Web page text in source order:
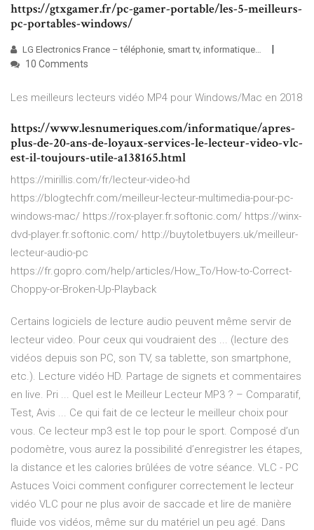
https://gtxgamer.fr/pc-gamer-portable/les-5-meilleurs-
pc-portables-windows/
LG Electronics France – téléphonie, smart tv, informatique…
10 Comments
Les meilleurs lecteurs vidéo MP4 pour Windows/Mac en 2018
https://www.lesnumeriques.com/informatique/apres-
plus-de-20-ans-de-loyaux-services-le-lecteur-video-vlc-
est-il-toujours-utile-a138165.html
https://mirillis.com/fr/lecteur-video-hd
https://blogtechfr.com/meilleur-lecteur-multimedia-pour-pc-
windows-mac/ https://rox-player.fr.softonic.com/ https://winx-
dvd-player.fr.softonic.com/ http://buytoletbuyers.uk/meilleur-
lecteur-audio-pc
https://fr.gopro.com/help/articles/How_To/How-to-Correct-
Choppy-or-Broken-Up-Playback
Certains logiciels de lecture audio peuvent même servir de
lecteur video. Pour ceux qui voudraient des ... (lecture des
vidéos depuis son PC, son TV, sa tablette, son smartphone,
etc.). Lecture vidéo HD. Partage de signets et commentaires
en live. Pri ... Quel est le Meilleur Lecteur MP3 ? – Comparatif,
Test, Avis ... Ce qui fait de ce lecteur le meilleur choix pour
vous. Ce lecteur mp3 est le top pour le sport. Composé d’un
podomètre, vous aurez la possibilité d’enregistrer les étapes,
la distance et les calories brûlées de votre séance. VLC - PC
Astuces Voici comment configurer correctement le lecteur
vidéo VLC pour ne plus avoir de saccade et lire de manière
fluide vos vidéos, même sur du matériel un peu agé. Dans